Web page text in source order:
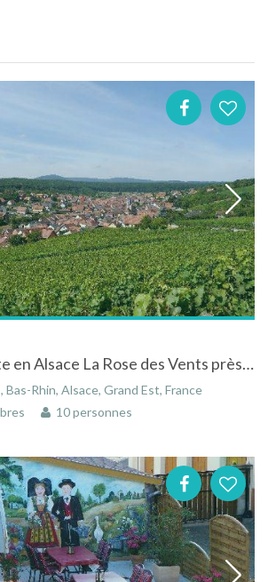
Location d'un Gîte en Alsace La Rose des Vents près de Rosheim
Bas-Rhin, Alsace, Grand Est, France
10 personnes